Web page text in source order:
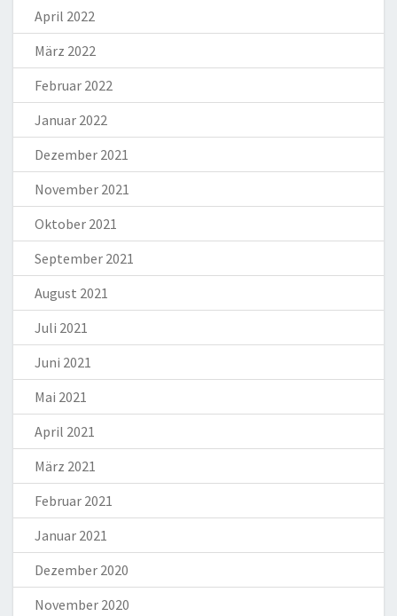
April 2022
März 2022
Februar 2022
Januar 2022
Dezember 2021
November 2021
Oktober 2021
September 2021
August 2021
Juli 2021
Juni 2021
Mai 2021
April 2021
März 2021
Februar 2021
Januar 2021
Dezember 2020
November 2020